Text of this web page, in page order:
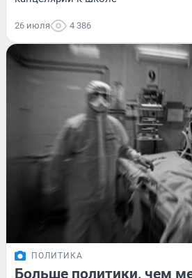
26 июля 4 386
ПОЛИТИКА
Больше политики, чем